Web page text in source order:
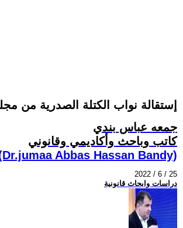
إستقالة نواب الكتلة الصدرية من
جمعه عباس بندي
كاتب وباحث وأكاديمي وقانوني
Abbas Hassan Bandy)
2022 / 6 / 25
دراسات وابحاث قانونية